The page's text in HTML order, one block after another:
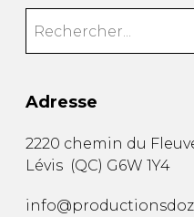
Adresse
2220 chemin du
Lévis (QC) G6W 1Y4